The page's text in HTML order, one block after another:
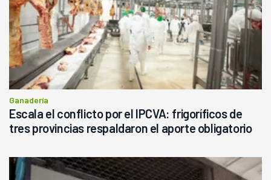
Ganadería
Escala el conflicto por el IPCVA: frigoríficos de
tres provincias respaldaron el aporte obligatorio